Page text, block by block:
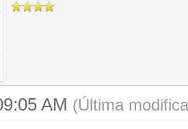
AM (Última